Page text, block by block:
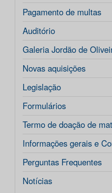
Pagamento de multas
Auditório
Galeria Jordão de
Novas aquisições
Legislação
Formulários
Termo de doação de
Informações gerais e
Perguntas Frequentes
Notícias